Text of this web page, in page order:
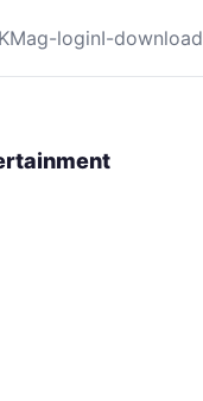
Mag-loginI-download